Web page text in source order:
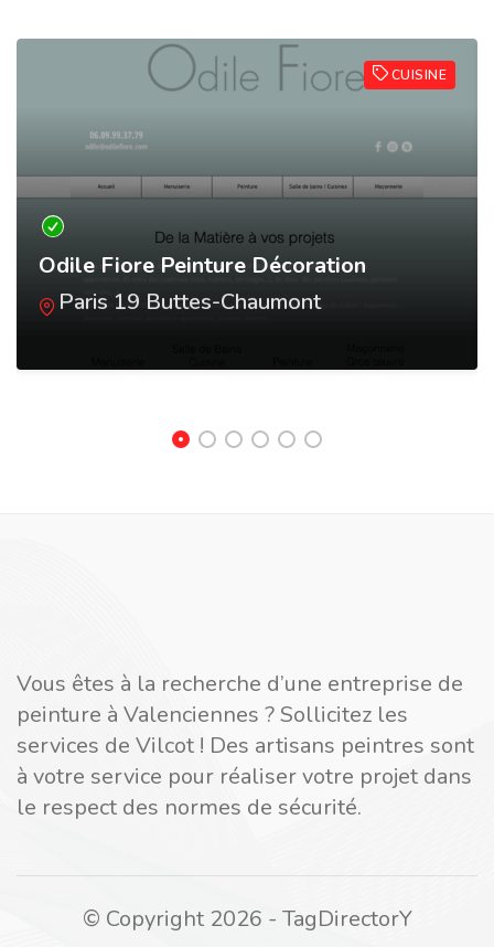
CUISINE
Odile Fiore Peinture Décoration
Paris 19 Buttes-Chaumont
Vous êtes à la recherche d’une entreprise de
peinture à Valenciennes ? Sollicitez les
services de Vilcot ! Des artisans peintres sont
à votre service pour réaliser votre projet dans
le respect des normes de sécurité.
© Copyright 2026 - TagDirectorY